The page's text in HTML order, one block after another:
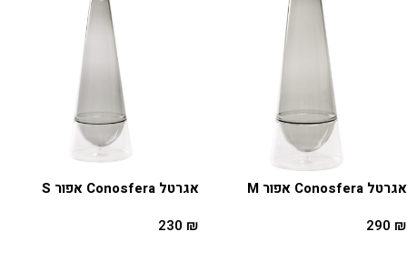
אגרטל Conosfera אפור M
290 ₪
אגרטל Conosfera אפור S
230 ₪